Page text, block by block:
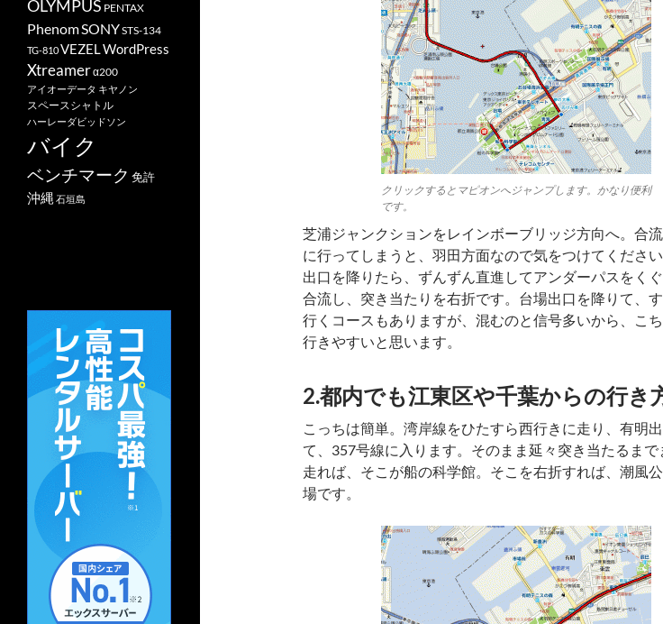
クリックするとマピオンへジャンプします。かなり便利
です。
芝浦ジャンクションをレインボーブリッジ方向へ。合
に行ってしまうと、羽田方面なので気をつけてくださ
出口を降りたら、ずんずん直進してアンダーパスをく
合流し、突き当たりを右折です。台場出口を降りて、
行くコースもありますが、混むのと信号多いから、こ
行きやすいと思います。
2.都内でも江東区や千葉からの行き
こっちは簡単。湾岸線をひたすら西行きに走り、有明
て、357号線に入ります。そのまま延々突き当たるまで
走れば、そこが船の科学館。そこを右折すれば、潮風
場です。
OLYMPUS PENTAX
PhenomSONYSTS-134
TG-810VEZELWordPress
Xtreamerα200
アイオーデータ キヤノン
スペースシャトル
ハーレーダビッドソン
バイク
ベンチマーク 免許
沖縄 石垣島